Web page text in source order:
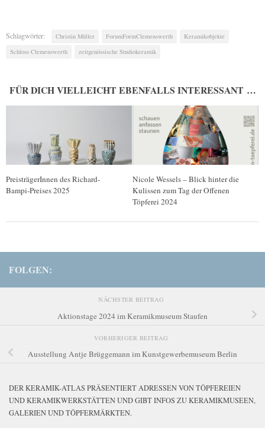
Schlagwörter: Christin Müller ForumFormClemenswerth
Keramikobjekte
Schloss Clemenswerth
zeitgenössische Studiokeramik
FÜR DICH VIELLEICHT EBENFALLS INTERESSANT …
PreisträgerInnen des Richard-
Bampi-Preises 2025
Nicole Wessels – Blick hinter die
Kulissen zum Tag der Offenen
Töpferei 2024
FOLGEN:
NÄCHSTER BEITRAG
Aktionstage 2024 im Keramikmuseum Staufen
VORHERIGER BEITRAG
Ausstellung Antje Brüggemann im Kunstgewerbemuseum Berlin
DER KERAMIK-ATLAS PRÄSENTIERT ADRESSEN VON TÖPFEREIEN
UND KERAMIKWERKSTÄTTEN UND GIBT INFOS ZU KERAMIKMUSEEN,
GALERIEN UND TÖPFERMÄRKTEN.